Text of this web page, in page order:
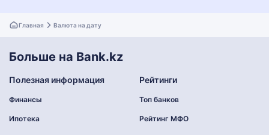
Главная Валюта на дату
Больше на Bank.kz
Полезная информация
Финансы
Ипотека
Рейтинги
Топ банков
Рейтинг МФО